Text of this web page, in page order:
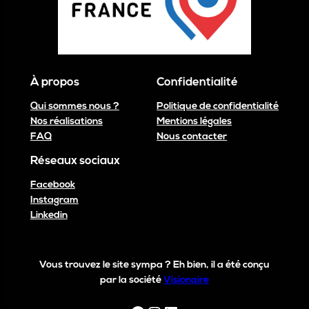
À propos
Qui sommes nous ?
Nos réalisations
FAQ
Confidentialité
Politique de confidentialité
Mentions légales
Nous contacter
Réseaux sociaux
Facebook
Instagram
Linkedin
Vous trouvez le site sympa ? Eh bien, il a été conçu
par la société Visionaire